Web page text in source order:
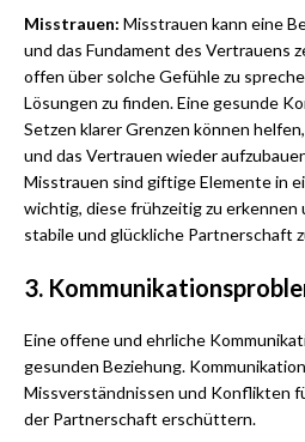
Misstrauen: Misstrauen kann eine
und das Fundament des Vertrauens
offen über solche Gefühle zu
Lösungen zu finden. Eine gesunde
Setzen klarer Grenzen können
und das Vertrauen wieder
Misstrauen sind giftige Elemente in
wichtig, diese frühzeitig zu erkennen
stabile und glückliche Partnerschaft
3.
Eine offene und ehrliche
gesunden Beziehung.
Missverständnissen und Konflikten
der Partnerschaft erschüttern.